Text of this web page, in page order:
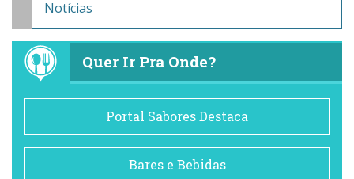
Notícias
Quer Ir Pra Onde?
Portal Sabores Destaca
Bares e Bebidas